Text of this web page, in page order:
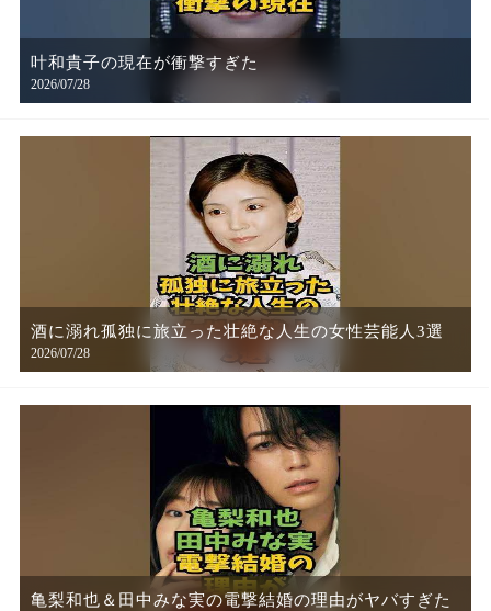
叶和貴子の現在が衝撃すぎた
2026/07/28
酒に溺れ孤独に旅立った壮絶な人生の女性芸能人3選
2026/07/28
亀梨和也＆田中みな実の電撃結婚の理由がヤバすぎた